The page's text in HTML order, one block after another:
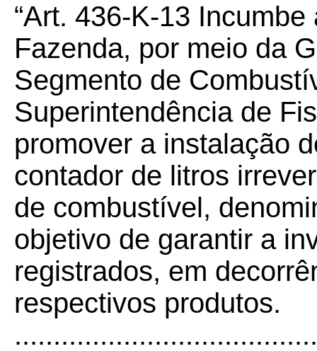
“Art. 436-K-13
Fazenda, por meio da
Segmento de
Superintendência de
promover a instalação
contador de litros
de combustível,
objetivo de garantir a
registrados, em
respectivos produtos.